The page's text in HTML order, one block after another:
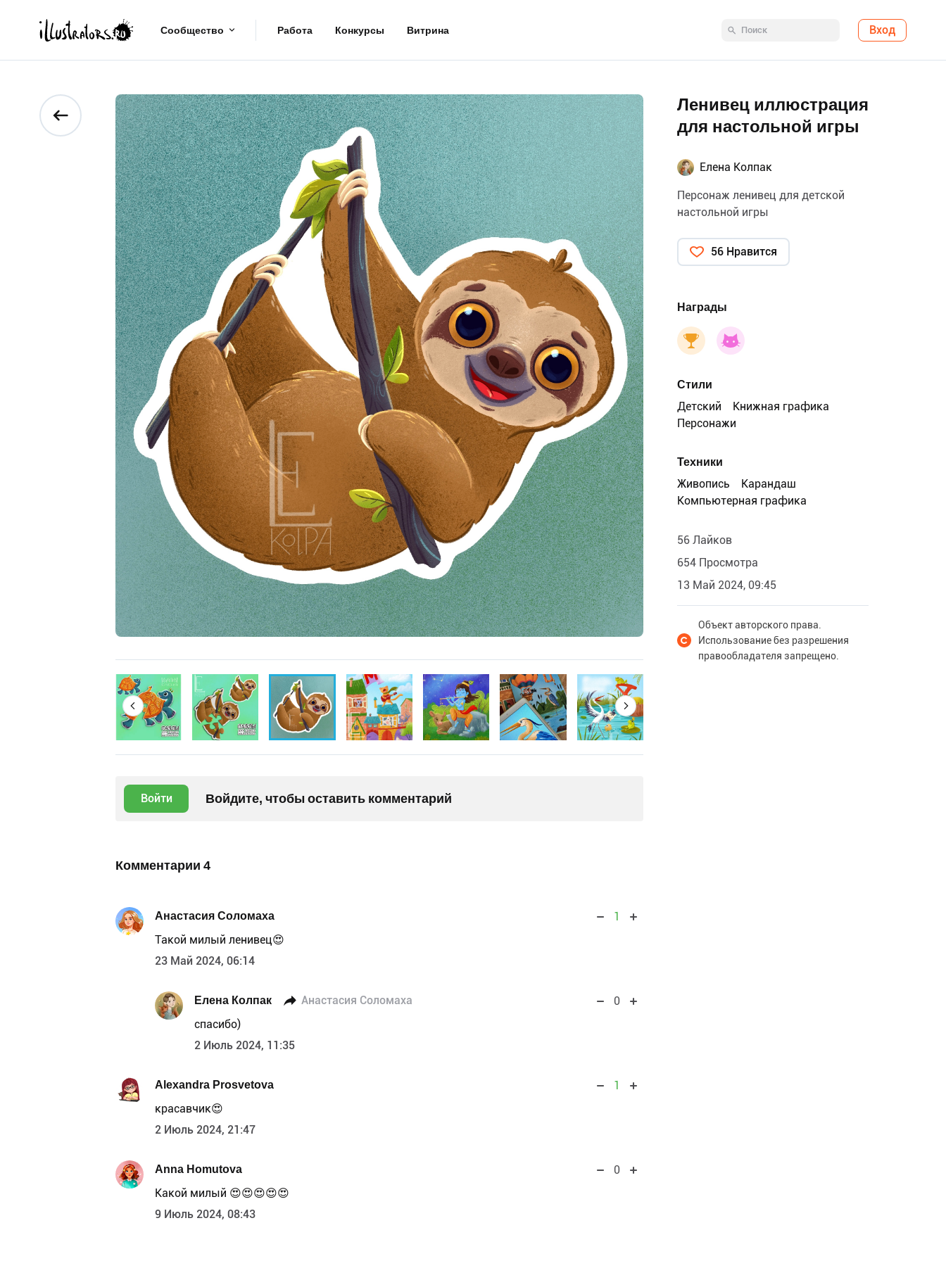
Сообщество Работа Конкурсы Витрина Вход
Войти Войдите, чтобы оставить комментарий
Комментарии 4
Анастасия Соломаха
1
Такой милый ленивец😍
23 Май 2024, 06:14
Елена Колпак Анастасия Соломаха
0
спасибо)
2 Июль 2024, 11:35
Alexandra Prosvetova
1
красавчик😍
2 Июль 2024, 21:47
Anna Homutova
0
Какой милый 😍😍😍😍😍
9 Июль 2024, 08:43
Ленивец иллюстрация
для настольной игры
Елена Колпак
Персонаж ленивец для детской
настольной игры
56 Нравится
Награды
Стили
Детский
Книжная графика
Персонажи
Техники
Живопись
Карандаш
Компьютерная графика
56 Лайков
654 Просмотра
13 Май 2024, 09:45
Объект авторского права.
Использование без разрешения
правообладателя запрещено.